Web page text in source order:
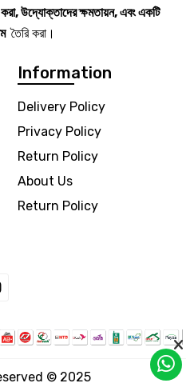
উদ্যোক্তাদের ক্ষমতায়ন, এবং একটি
তৈরি করা।
Information
Delivery Policy
Privacy Policy
Return Policy
About Us
Return Policy
© 2025